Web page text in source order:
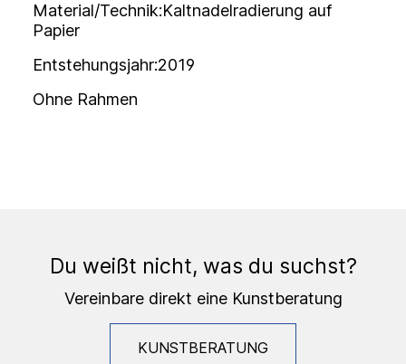
Material/Technik:Kaltnadelradierung auf
Papier
Entstehungsjahr:2019
Ohne Rahmen
Du weißt nicht, was du suchst?
Vereinbare direkt eine Kunstberatung
KUNSTBERATUNG